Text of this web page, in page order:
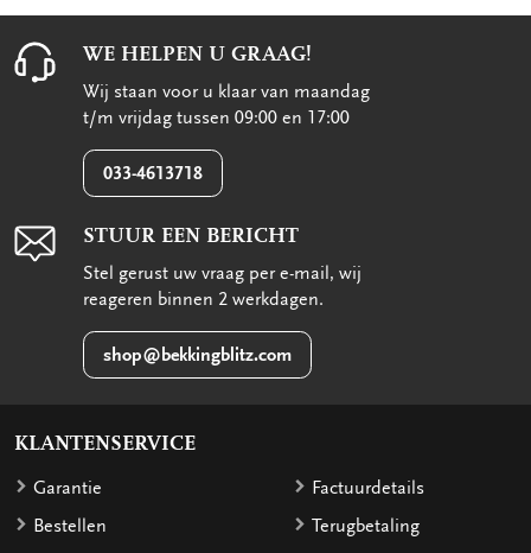
WE HELPEN U GRAAG!
Wij staan voor u klaar van maandag
t/m vrijdag tussen 09:00 en 17:00
033-4613718
STUUR EEN BERICHT
Stel gerust uw vraag per e-mail, wij
reageren binnen 2 werkdagen.
shop@bekkingblitz.com
KLANTENSERVICE
Garantie
Bestellen
Factuurdetails
Terugbetaling